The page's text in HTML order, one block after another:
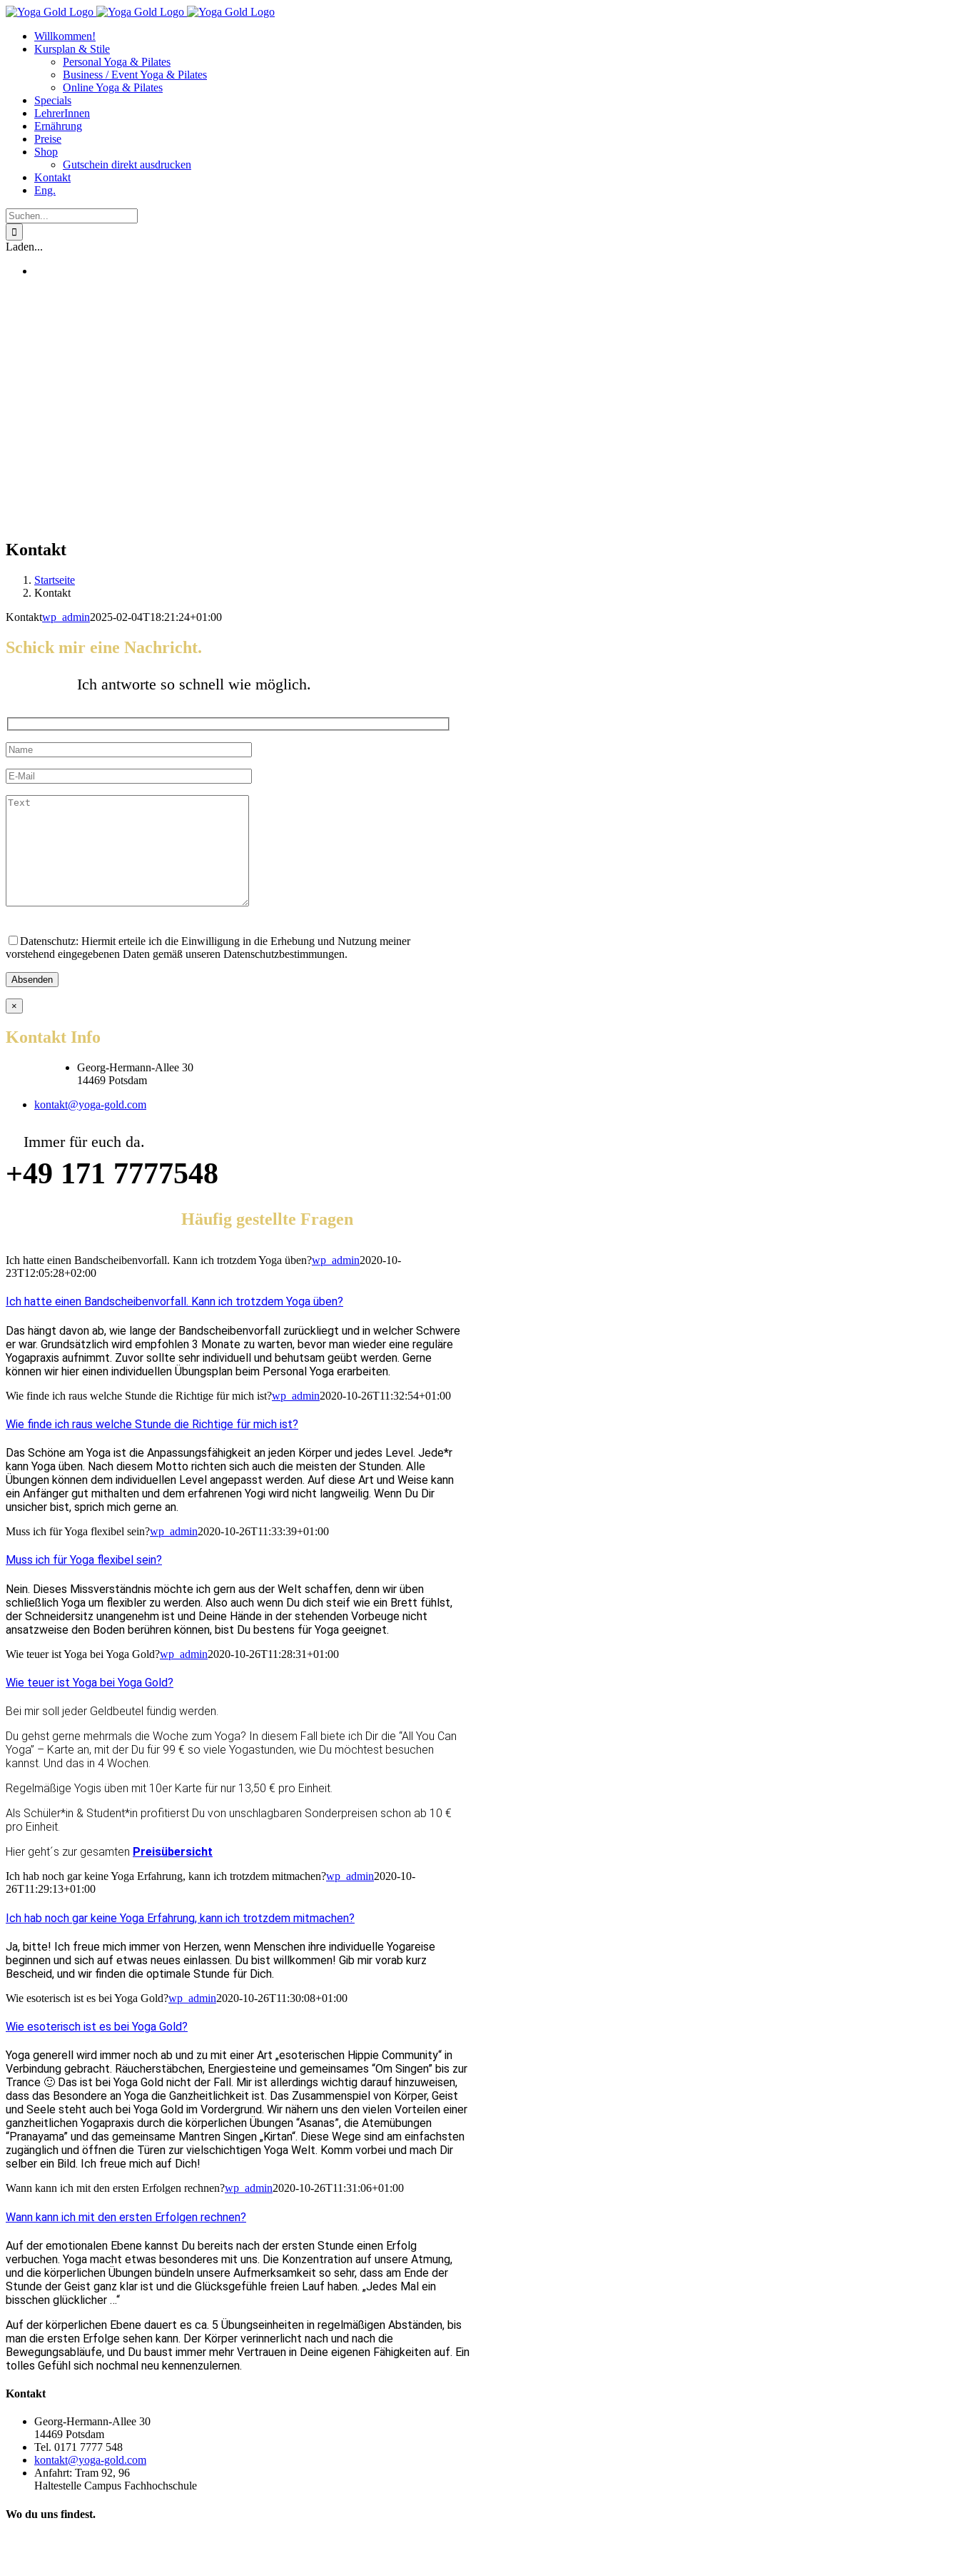
Zum
springenWillkommen!
Kursplan & Stile
Personal Yoga & Pilates
Business / Event Yoga & Pilates
Online Yoga & Pilates
Specials
LehrerInnen
Ernährung
Preise
Shop
Gutschein direkt ausdrucken
Kontakt
Eng.
Suche
nach:
Laden...
Kontakt
Startseite
Kontakt
Kontaktwp_admin2025-02-04T18:21:24+01:00
Schick mir eine Nachricht.
Ich antworte so schnell wie möglich.
leave
this
empty.
Datenschutz: Hiermit erteile ich die Einwilligung in die Erhebung und Nutzung meiner
vorstehend eingegebenen Daten gemäß unseren Datenschutzbestimmungen.
×
Kontakt Info
Georg-Hermann-Allee 30
14469 Potsdam
kontakt@yoga-gold.com
Immer für euch da.
+49 171 7777548
Häufig gestellte Fragen
Ich hatte einen Bandscheibenvorfall. Kann ich trotzdem Yoga üben?wp_admin2020-10-
23T12:05:28+02:00
Ich hatte einen Bandscheibenvorfall. Kann ich trotzdem Yoga üben?
Das hängt davon ab, wie lange der Bandscheibenvorfall zurückliegt und in welcher Schwere
er war. Grundsätzlich wird empfohlen 3 Monate zu warten, bevor man wieder eine reguläre
Yogapraxis aufnimmt. Zuvor sollte sehr individuell und behutsam geübt werden. Gerne
können wir hier einen individuellen Übungsplan beim Personal Yoga erarbeiten.
Wie finde ich raus welche Stunde die Richtige für mich ist?wp_admin2020-10-26T11:32:54+01:00
Wie finde ich raus welche Stunde die Richtige für mich ist?
Das Schöne am Yoga ist die Anpassungsfähigkeit an jeden Körper und jedes Level. Jede*r
kann Yoga üben. Nach diesem Motto richten sich auch die meisten der Stunden. Alle
Übungen können dem individuellen Level angepasst werden. Auf diese Art und Weise kann
ein Anfänger gut mithalten und dem erfahrenen Yogi wird nicht langweilig. Wenn Du Dir
unsicher bist, sprich mich gerne an.
Muss ich für Yoga flexibel sein?wp_admin2020-10-26T11:33:39+01:00
Muss ich für Yoga flexibel sein?
Nein. Dieses Missverständnis möchte ich gern aus der Welt schaffen, denn wir üben
schließlich Yoga um flexibler zu werden. Also auch wenn Du dich steif wie ein Brett fühlst,
der Schneidersitz unangenehm ist und Deine Hände in der stehenden Vorbeuge nicht
ansatzweise den Boden berühren können, bist Du bestens für Yoga geeignet.
Wie teuer ist Yoga bei Yoga Gold?wp_admin2020-10-26T11:28:31+01:00
Wie teuer ist Yoga bei Yoga Gold?
Bei mir soll jeder Geldbeutel fündig werden.
Du gehst gerne mehrmals die Woche zum Yoga? In diesem Fall biete ich Dir die “All You Can
Yoga” – Karte an, mit der Du für 99 € so viele Yogastunden, wie Du möchtest besuchen
kannst. Und das in 4 Wochen.
Regelmäßige Yogis üben mit 10er Karte für nur 13,50 € pro Einheit.
Als Schüler*in & Student*in profitierst Du von unschlagbaren Sonderpreisen schon ab 10 €
pro Einheit.
Hier geht´s zur gesamten Preisübersicht
Ich hab noch gar keine Yoga Erfahrung, kann ich trotzdem mitmachen?wp_admin2020-10-
26T11:29:13+01:00
Ich hab noch gar keine Yoga Erfahrung, kann ich trotzdem mitmachen?
Ja, bitte! Ich freue mich immer von Herzen, wenn Menschen ihre individuelle Yogareise
beginnen und sich auf etwas neues einlassen. Du bist willkommen! Gib mir vorab kurz
Bescheid, und wir finden die optimale Stunde für Dich.
Wie esoterisch ist es bei Yoga Gold?wp_admin2020-10-26T11:30:08+01:00
Wie esoterisch ist es bei Yoga Gold?
Yoga generell wird immer noch ab und zu mit einer Art „esoterischen Hippie Community“ in
Verbindung gebracht. Räucherstäbchen, Energiesteine und gemeinsames “Om Singen” bis zur
Trance 🙂 Das ist bei Yoga Gold nicht der Fall. Mir ist allerdings wichtig darauf hinzuweisen,
dass das Besondere an Yoga die Ganzheitlichkeit ist. Das Zusammenspiel von Körper, Geist
und Seele steht auch bei Yoga Gold im Vordergrund. Wir nähern uns den vielen Vorteilen einer
ganzheitlichen Yogapraxis durch die körperlichen Übungen “Asanas”, die Atemübungen
“Pranayama” und das gemeinsame Mantren Singen „Kirtan“. Diese Wege sind am einfachsten
zugänglich und öffnen die Türen zur vielschichtigen Yoga Welt. Komm vorbei und mach Dir
selber ein Bild. Ich freue mich auf Dich!
Wann kann ich mit den ersten Erfolgen rechnen?wp_admin2020-10-26T11:31:06+01:00
Wann kann ich mit den ersten Erfolgen rechnen?
Auf der emotionalen Ebene kannst Du bereits nach der ersten Stunde einen Erfolg
verbuchen. Yoga macht etwas besonderes mit uns. Die Konzentration auf unsere Atmung,
und die körperlichen Übungen bündeln unsere Aufmerksamkeit so sehr, dass am Ende der
Stunde der Geist ganz klar ist und die Glücksgefühle freien Lauf haben. „Jedes Mal ein
bisschen glücklicher …“
Auf der körperlichen Ebene dauert es ca. 5 Übungseinheiten in regelmäßigen Abständen, bis
man die ersten Erfolge sehen kann. Der Körper verinnerlicht nach und nach die
Bewegungsabläufe, und Du baust immer mehr Vertrauen in Deine eigenen Fähigkeiten auf. Ein
tolles Gefühl sich nochmal neu kennenzulernen.
Kontakt
Georg-Hermann-Allee 30
14469 Potsdam
Tel. 0171 7777 548
kontakt@yoga-gold.com
Anfahrt: Tram 92, 96
Haltestelle Campus Fachhochschule
Wo du uns findest.